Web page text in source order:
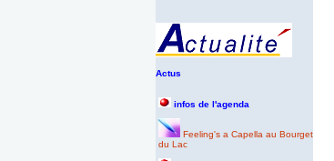
Actus
infos de l'agenda
Feeling's a Capella au Bourget
du Lac